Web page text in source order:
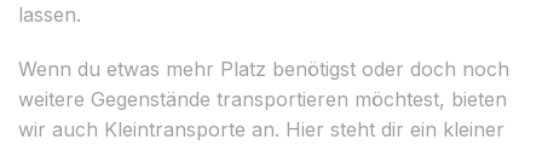
lassen.
Wenn du etwas mehr Platz benötigst oder doch noch
weitere Gegenstände transportieren möchtest, bieten
wir auch Kleintransporte an. Hier steht dir ein kleiner